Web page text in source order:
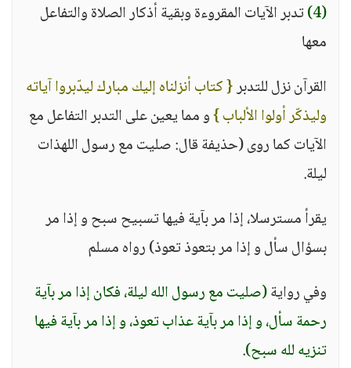
(4)
تدبر الآيات المقروءة وبقية أذكار الصلاة والتفاعل
معها
القرآن نزل للتدبر{ كتاب أنزلناه إليك مبارك ليدّبروا آياته
وليذكّر أولوا الألباب }و مما يعين على التدبر التفاعل مع
الآيات كما روى (حذيفة قال: صليت مع رسول اللهذات
ليلة.
يقرأ مسترسلا، إذا مر بآية فيها تسبيح سبح و إذا مر
بسؤال سأل و إذا مر بتعوذ تعوذ) رواه مسلم
وفي رواية(صليت مع رسول الله ليلة، فكان إذا مر بآية
رحمة سأل، و إذا مر بآية عذاب تعوذ، و إذا مر بآية فيها
تنزيه لله سبح).